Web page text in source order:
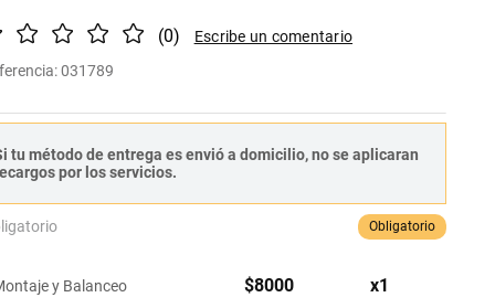
(0)
:031789
tu método de entrega es envió a domicilio, no se aplicaran
por los servicios.
Obligatorio
y Balanceo $8000 x1